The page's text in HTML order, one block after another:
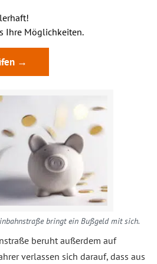
Ihre Möglichkeiten.
→
bringt ein Bußgeld mit sich.
beruht außerdem auf
verlassen sich darauf, dass aus